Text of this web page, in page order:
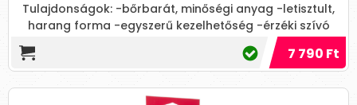
Tulajdonságok: -bőrbarát, minőségi anyag -letisztult,
harang forma -egyszerű kezelhetőség -érzéki szívó
7 790 Ft